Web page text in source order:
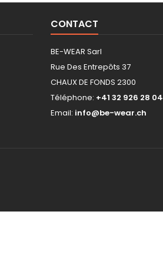
CONTACT
BE-WEAR Sarl
Rue Des Entrepôts 37
CHAUX DE FONDS 2300
Téléphone: +41 32 926 28 04
Email: info@be-wear.ch